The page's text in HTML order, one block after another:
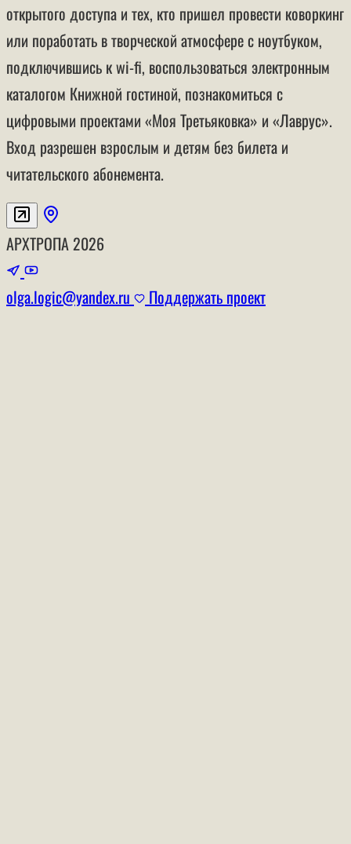
открытого доступа и тех, кто пришел провести коворкинг
или поработать в творческой атмосфере с ноутбуком,
подключившись к wi-fi, воспользоваться электронным
каталогом Книжной гостиной, познакомиться с
цифровыми проектами «Моя Третьяковка» и «Лаврус».
Вход разрешен взрослым и детям без билета и
читательского абонемента.
АРХТРОПА 2026
olga.logic@yandex.ru Поддержать проект